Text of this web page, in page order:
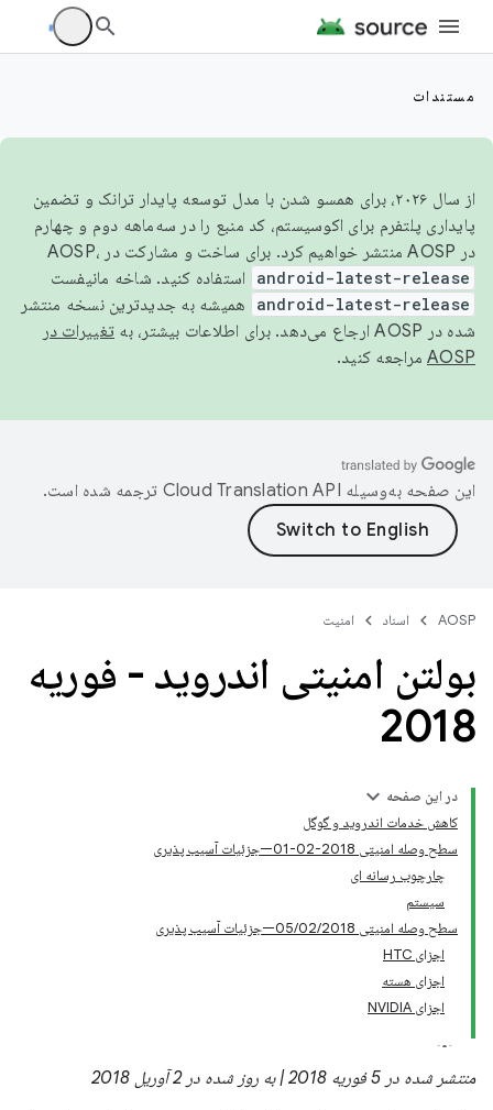
مستندات
از سال ۲۰۲۶، برای همسو شدن با مدل توسعه پایدار ترانک و تضمین
پایداری پلتفرم برای اکوسیستم، کد منبع را در سه‌ماهه دوم و چهارم
در AOSP منتشر خواهیم کرد. برای ساخت و مشارکت در AOSP،
android-latest-release استفاده کنید. شاخه مانیفست
android-latest-release
همیشه به جدیدترین نسخه منتشر
شده در AOSP ارجاع می‌دهد. برای اطلاعات بیشتر، به
تغییرات در
AOSP مراجعه کنید.
این صفحه به‌وسیله ترجمه شده است.
AOSP اسناد امنیت
بولتن امنیتی اندروید - فوریه
2018
در این صفحه
کاهش خدمات اندروید و گوگل
سطح وصله امنیتی 2018-02-01—جزئیات آسیب پذیری
چارچوب رسانه ای
سیستم
سطح وصله امنیتی 05/02/2018—جزئیات آسیب پذیری
اجزای HTC
اجزای هسته
اجزای NVIDIA
منتشر شده در 5 فوریه 2018 | به روز شده در 2 آوریل 2018